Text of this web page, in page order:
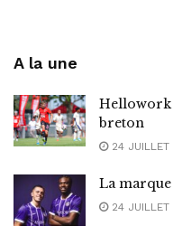
A la une
Hellowork
breton
24 JUILLET
La marque
24 JUILLET